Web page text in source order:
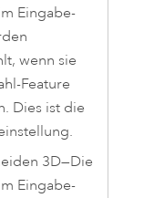
Eingabe-
wenn sie
Feature
Dies ist die
3D—Die
Eingabe-